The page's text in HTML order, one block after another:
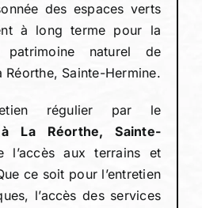
des espaces verts
à long terme pour la
patrimoine naturel de
Sainte-Hermine.
régulier par le
à La Réorthe, Sainte-
l’accès aux terrains et
ce soit pour l’entretien
l’accès des services